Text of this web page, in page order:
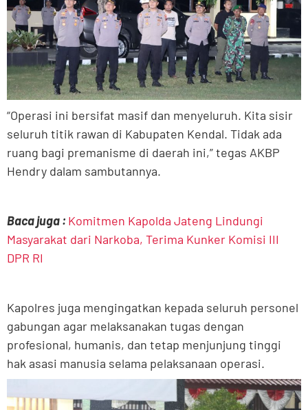
“Operasi ini bersifat masif dan menyeluruh. Kita sisir
seluruh titik rawan di Kabupaten Kendal. Tidak ada
ruang bagi premanisme di daerah ini,” tegas AKBP
Hendry dalam sambutannya.
Baca juga : Komitmen Kapolda Jateng Lindungi
Masyarakat dari Narkoba, Terima Kunker Komisi III
DPR RI
Kapolres juga mengingatkan kepada seluruh personel
gabungan agar melaksanakan tugas dengan
profesional, humanis, dan tetap menjunjung tinggi
hak asasi manusia selama pelaksanaan operasi.